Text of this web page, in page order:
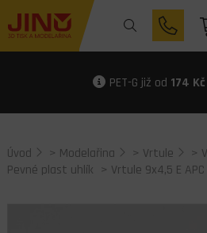
PET-G již od 174
Úvod > Modelařina > Vrtule >
Pevné plast uhlík > Vrtule 9x4,5 E APC